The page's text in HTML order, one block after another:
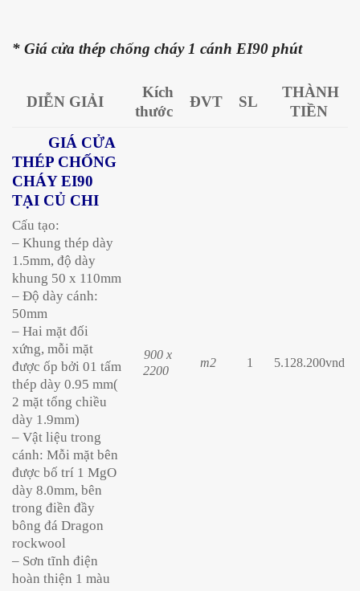
* Giá cửa thép chống cháy 1 cánh EI90 phút
DIỄN GIẢI
Kích
thước
ĐVT SL
THÀNH
TIỀN
GIÁ CỬA
THÉP CHỐNG
CHÁY EI90
TẠI CỦ CHI
Cấu tạo:
– Khung thép dày
1.5mm, độ dày
khung 50 x 110mm
– Độ dày cánh:
50mm
– Hai mặt đối
xứng, mỗi mặt
được ốp bởi 01 tấm
thép dày 0.95 mm(
2 mặt tổng chiều
dày 1.9mm)
– Vật liệu trong
cánh: Mỗi mặt bên
được bố trí 1 MgO
dày 8.0mm, bên
trong điền đầy
bông đá Dragon
rockwool
– Sơn tĩnh điện
hoàn thiện 1 màu
900 x
2200
m2 1 5.128.200vnd